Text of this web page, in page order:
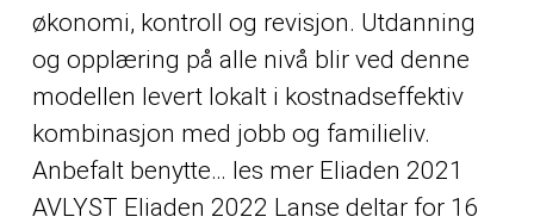
økonomi, kontroll og revisjon. Utdanning
og opplæring på alle nivå blir ved denne
modellen levert lokalt i kostnadseffektiv
kombinasjon med jobb og familieliv.
Anbefalt benytte… les mer Eliaden 2021
AVLYST Eliaden 2022 Lanse deltar for 16